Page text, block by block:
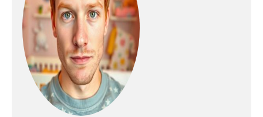
ÉLÉGANT: des tissus
exclusifs ont été utilisés
pour la poussette, qui
sont très élégants et qui
sont en outre résistants
à la lumière et à
l'humidité. De plus, le
patin, la rampe et le